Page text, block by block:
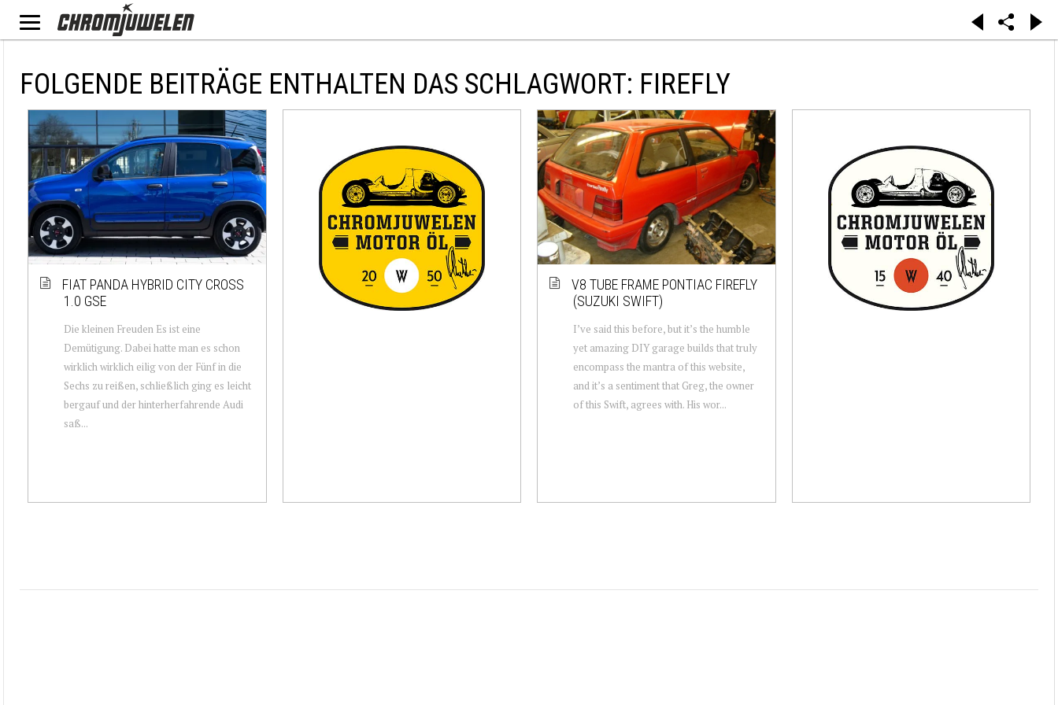
FOLGENDE BEITRÄGE ENTHALTEN DAS SCHLAGWORT: FIREFLY
FIAT PANDA HYBRID CITY CROSS
1.0 GSE
Die kleinen Freuden Es ist eine
Demütigung. Dabei hatte man es schon
wirklich wirklich eilig von der Fünf in die
Sechs zu reißen, schließlich ging es leicht
bergauf und der hinterherfahrende Audi
saß...
V8 TUBE FRAME PONTIAC FIREFLY
(SUZUKI SWIFT)
I’ve said this before, but it’s the humble
yet amazing DIY garage builds that truly
encompass the mantra of this website,
and it’s a sentiment that Greg, the owner
of this Swift, agrees with. His wor...